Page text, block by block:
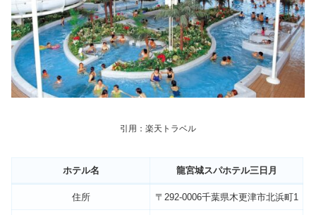
引用：楽天トラベル
ホテル名 龍宮城スパホテル三日月
住所 〒292-0006千葉県木更津市北浜町1